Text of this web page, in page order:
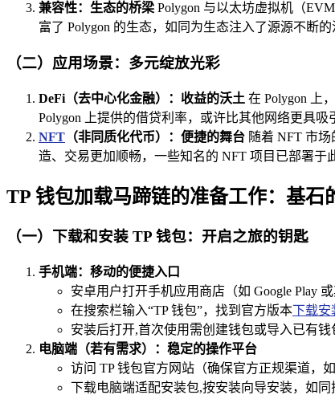
兼容性：生态的桥梁 Polygon 与以太坊虚拟机（
富了 Polygon 的生态，如同为生态注入了源源不断的
（二）应用场景：多元绽放光彩
DeFi（去中心化金融）：收益的沃土 在 Polygon 上
Polygon 上提供的借贷利率，或许比其他网络更具
NFT （非同质化代币）：便捷的舞台 随着 NFT 市
造、交易更加顺畅，一些知名的 NFT 项目已部署于
TP 钱包加载马蹄链的准备工作：基石
（一）下载和安装 TP 钱包：开启之旅的钥匙
手机端：移动的便捷入口
安卓用户打开手机应用商店（如 Google Play
在搜索栏输入“TP 钱包”，找到官方版本下载安
安装后打开,首次使用需创建钱包或导入已有
电脑端（若有需求）：稳定的操作平台
访问 TP 钱包官方网站（确保官方正规渠道，
下载电脑端适配安装包,按安装向导安装，如同